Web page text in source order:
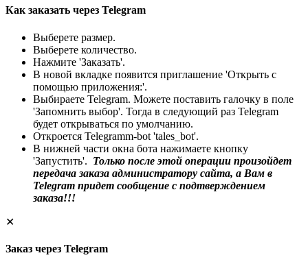
Как заказать через Telegram
Выберете размер.
Выберете количество.
Нажмите 'Заказать'.
В новой вкладке появится приглашение 'Открыть с
помощью приложения:'.
Выбираете Telegram. Можете поставить галочку в поле
'Запомнить выбор'. Тогда в следующий раз Telegram
будет открываться по умолчанию.
Откроется Telegramm-bot 'tales_bot'.
В нижней части окна бота нажимаете кнопку
'Запустить'. Только после этой операции произойдет
передача заказа администратору сайта, а Вам в
Telegram придет сообщение с подтверждением
заказа!!!
✕
Заказ через Telegram